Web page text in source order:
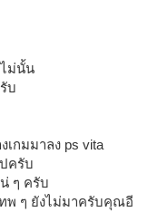
ไม่นั้น
บ
เกมมาลง ps vita
ครับ
ๆ ครับ
ทพ ๆ ยังไม่มาครับคุณอี